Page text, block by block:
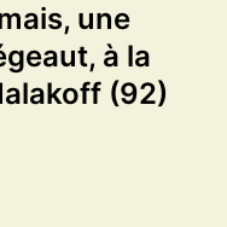
une
à la
(92)